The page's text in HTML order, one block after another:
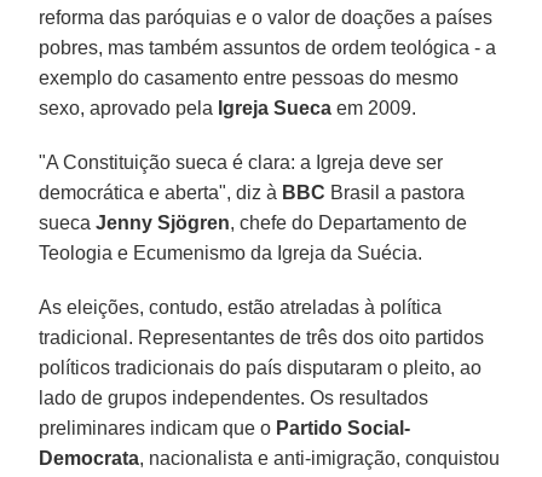
reforma das paróquias e o valor de doações a países
pobres, mas também assuntos de ordem teológica - a
exemplo do casamento entre pessoas do mesmo
sexo, aprovado pela Igreja Sueca em 2009.
"A Constituição sueca é clara: a Igreja deve ser
democrática e aberta", diz à BBC Brasil a pastora
suecaJenny Sjögren, chefe do Departamento de
Teologia e Ecumenismo da Igreja da Suécia.
As eleições, contudo, estão atreladas à política
tradicional. Representantes de três dos oito partidos
políticos tradicionais do país disputaram o pleito, ao
lado de grupos independentes. Os resultados
preliminares indicam que o Partido Social-
Democrata, nacionalista e anti-imigração, conquistou